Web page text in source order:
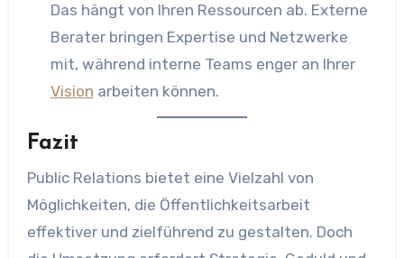
Das hängt von Ihren Ressourcen ab. Externe
Berater bringen Expertise und Netzwerke
mit, während interne Teams enger an Ihrer
Vision arbeiten können.
Fazit
Public Relations bietet eine Vielzahl von
Möglichkeiten, die Öffentlichkeitsarbeit
effektiver und zielführend zu gestalten. Doch